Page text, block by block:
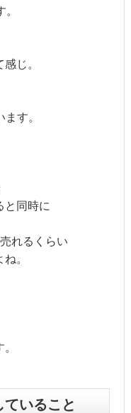
じ。
す。
と同時に
れるくらい
。
いること